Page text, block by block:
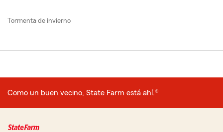
Tormenta de invierno
Como un buen vecino, State Farm está ahí.®